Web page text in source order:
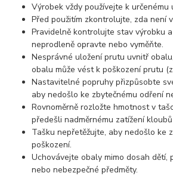
Výrobek vždy používejte k určenému
Před použitím zkontrolujte, zda není
Pravidelně kontrolujte stav výrobku
neprodleně opravte nebo vyměňte.
Nesprávné uložení prutu uvnitř
obalu může vést k poškození prutu
Nastavitelné popruhy přizpůsobte
aby nedošlo ke zbytečnému odření
Rovnoměrně rozložte hmotnost v
předešli nadměrnému zatížení
Tašku nepřetěžujte, aby nedošlo ke
poškození.
Uchovávejte obaly mimo dosah dětí,
nebo nebezpečné předměty.